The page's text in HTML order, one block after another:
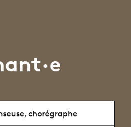
chorégraphe